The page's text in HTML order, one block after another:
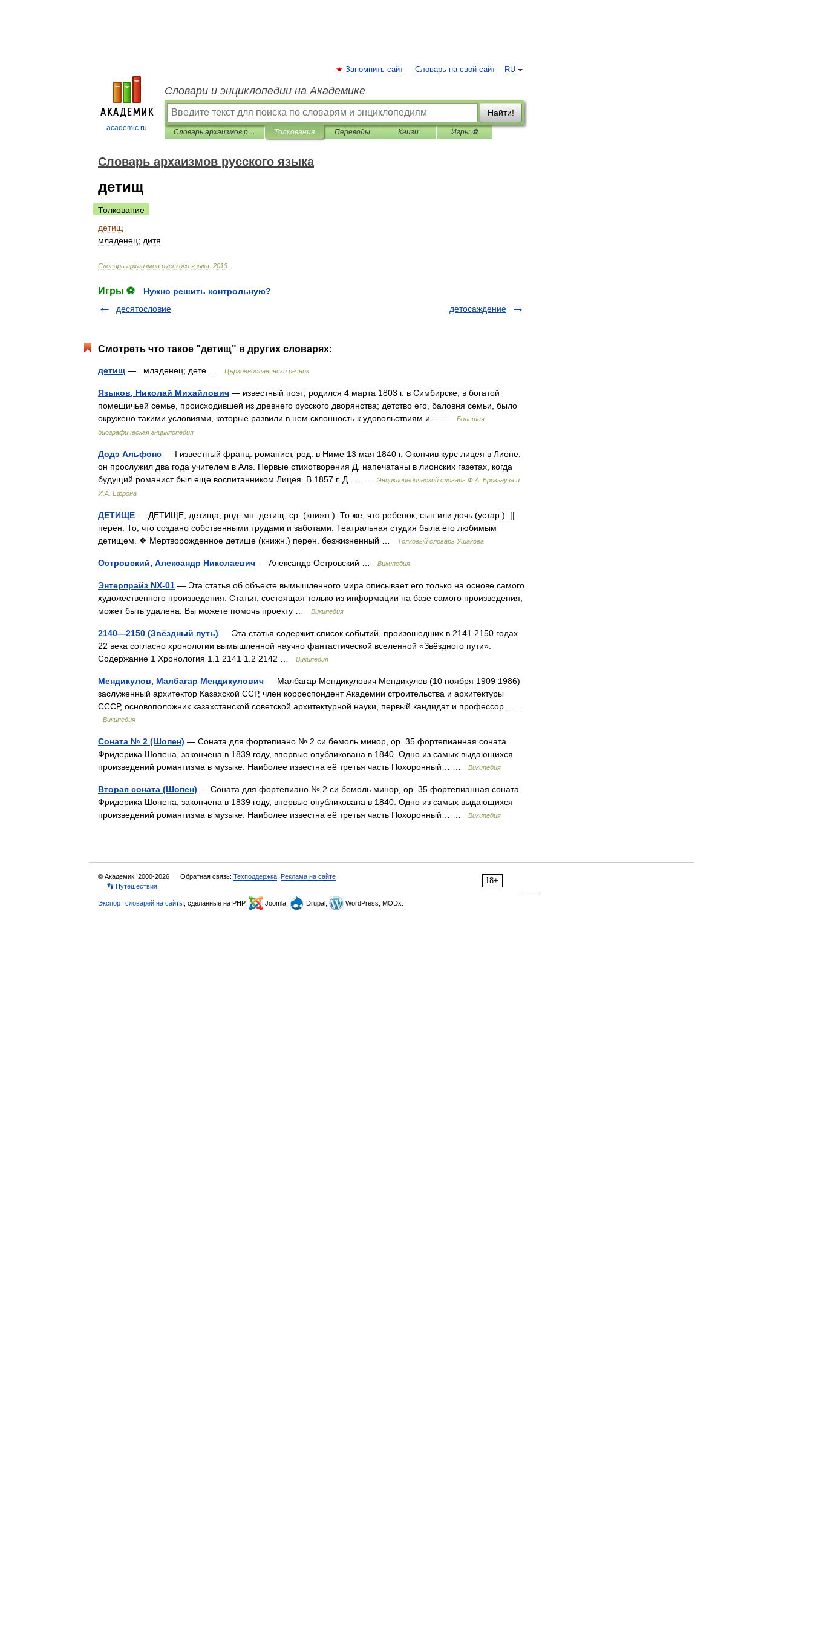
academic.ru
RU
Запомнить сайт Словарь на свой сайт
Словари и энциклопедии на Академике
Найти!
Cловарь архаизмов русского языка Толкования Переводы Книги Игры ⚽
Cловарь архаизмов русского языка
детищ
Толкование
детищ
младенец; дитя
Cловарь архаизмов русского языка 2013
Игры ⚽
Нужно решить контрольную?
десятословие
детосаждение
Смотреть что такое "детищ" в других словарях:
детищ — младенец; дете … Църковнославянски речник
Языков, Николай Михайлович — известный поэт; родился 4 марта 1803 г. в Симбирске, в богатой
помещичьей семье, происходившей из древнего русского дворянства; детство его, баловня семьи, было
окружено такими условиями, которые развили в нем склонность к удовольствиям и… …
Большая
биографическая энциклопедия
Додэ Альфонс — I известный франц. романист, род. в Ниме 13 мая 1840 г. Окончив курс лицея в Лионе,
он прослужил два года учителем в Алэ. Первые стихотворения Д. напечатаны в лионских газетах, когда
будущий романист был еще воспитанником Лицея. В 1857 г. Д.… …
Энциклопедический словарь Ф.А. Брокгауза и
И.А. Ефрона
ДЕТИЩЕ — ДЕТИЩЕ, детища, род. мн. детищ, ср. (книжн.). То же, что ребенок; сын или дочь (устар.). ||
перен. То, что создано собственными трудами и заботами. Театральная студия была его любимым
детищем. ❖ Мертворожденное детище (книжн.) перен. безжизненный …
Толковый словарь Ушакова
Островский, Александр Николаевич — Александр Островский … Википедия
Энтерпрайз NX-01 — Эта статья об объекте вымышленного мира описывает его только на основе самого
художественного произведения. Статья, состоящая только из информации на базе самого произведения,
может быть удалена. Вы можете помочь проекту …
Википедия
2140—2150 (Звёздный путь) — Эта статья содержит список событий, произошедших в 2141 2150 годах
22 века согласно хронологии вымышленной научно фантастической вселенной «Звёздного пути».
Содержание 1 Хронология 1.1 2141 1.2 2142 …
Википедия
Мендикулов, Малбагар Мендикулович — Малбагар Мендикулович Мендикулов (10 ноября 1909 1986)
заслуженный архитектор Казахской ССР, член корреспондент Академии строительства и архитектуры
СССР, основоположник казахстанской советской архитектурной науки, первый кандидат и профессор… …
Википедия
Соната № 2 (Шопен) — Соната для фортепиано № 2 си бемоль минор, ор. 35 фортепианная соната
Фридерика Шопена, закончена в 1839 году, впервые опубликована в 1840. Одно из самых выдающихся
произведений романтизма в музыке. Наиболее известна её третья часть Похоронный… …
Википедия
Вторая соната (Шопен) — Соната для фортепиано № 2 си бемоль минор, ор. 35 фортепианная соната
Фридерика Шопена, закончена в 1839 году, впервые опубликована в 1840. Одно из самых выдающихся
произведений романтизма в музыке. Наиболее известна её третья часть Похоронный… …
Википедия
18+
© Академик, 2000-2026 Обратная связь: Техподдержка Реклама на сайте
👣 Путешествия
Экспорт словарей на сайты , сделанные на PHP, Joomla, Drupal, WordPress, MODx.